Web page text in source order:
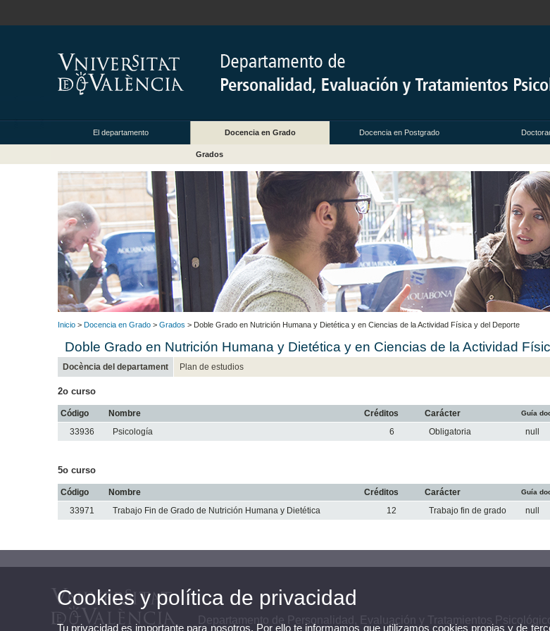
El departamento Docencia en Grado Docencia en Postgrado
Grados
Inicio > Docencia en Grado > Grados > Doble Grado en Nutrición Humana y Dietética y en Ciencias de la Actividad Física y del Deporte
Doble Grado en Nutrición Humana y Dietética y en Ciencias de la Actividad
Docència del departament Plan de estudios
2o curso
Código Nombre Créditos Carácter Guía
33936 Psicología 6 Obligatoria null
5o curso
Código Nombre Créditos Carácter Guía
33971 Trabajo Fin de Grado de Nutrición Humana y Dietética 12 Trabajo fin de grado null
Departamento de Personalidad, Evaluación y Tratamientos
Cookies y política de privacidad
Tu privacidad es importante para nosotros. Por ello te informamos que utilizamos cookies propias y de